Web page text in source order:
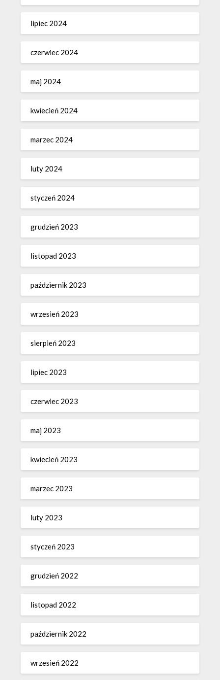
lipiec 2024
czerwiec 2024
maj 2024
kwiecień 2024
marzec 2024
luty 2024
styczeń 2024
grudzień 2023
listopad 2023
październik 2023
wrzesień 2023
sierpień 2023
lipiec 2023
czerwiec 2023
maj 2023
kwiecień 2023
marzec 2023
luty 2023
styczeń 2023
grudzień 2022
listopad 2022
październik 2022
wrzesień 2022